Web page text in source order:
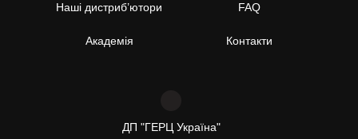
Наші дистриб’ютори
Академія
FAQ
Контакти
ДП "ГЕРЦ Україна"